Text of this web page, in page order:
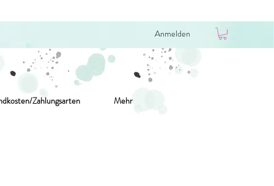
Anmelden
Zahlungsarten Mehr